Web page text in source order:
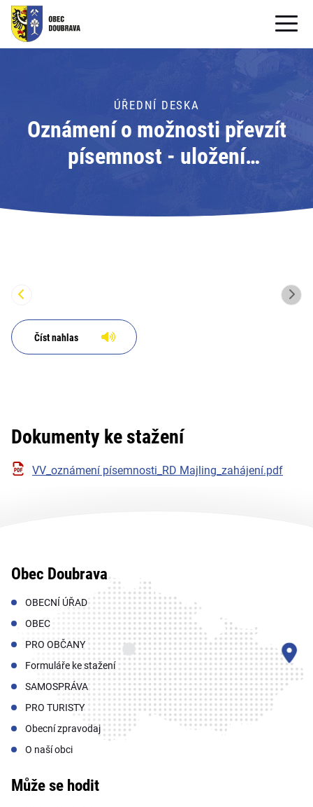
OBECNÍ ÚŘAD
PRO OBČANY
Formuláře ke stažení
PRO TURISTY
ÚŘEDNÍ DESKA
Oznámení o možnosti převzít
písemnost - uložení
úřad Doubrava
Číst nahlas
Dokumenty ke stažení
VV_oznámení písemnosti_RD Majling_zahájení.pdf
Obec Doubrava
OBECNÍ ÚŘAD
OBEC
PRO OBČANY
Formuláře ke stažení
SAMOSPRÁVA
PRO TURISTY
Obecní zpravodaj
O naší obci
Může se hodit